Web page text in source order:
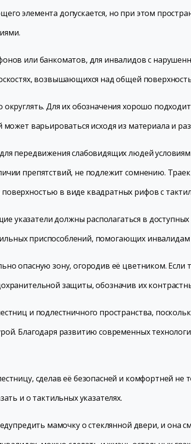
элемента допускается, но при этом
или банкоматов, для инвалидов с
возвышающихся над общей
Для их обозначения хорошо
варьироваться исходя из материала и
передвижения слабовидящих людей
препятствий, не подлежит сомнению.
в виде квадратных рифов с
должны располагаться в доступных
приспособлений, помогающих инвалидам
опасную зону, огородив её цветником. Если
защиты, обозначив их
и подлестничного пространства,
Благодаря развитию современных
сделав её безопасней и комфортней не
и о тактильных указателях.
мамочку о стеклянной двери, и она